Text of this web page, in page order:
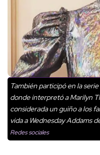
También participó en la
donde interpretó a Marilyn
considerada un guiño a los
vida a Wednesday Addams
Redes sociales